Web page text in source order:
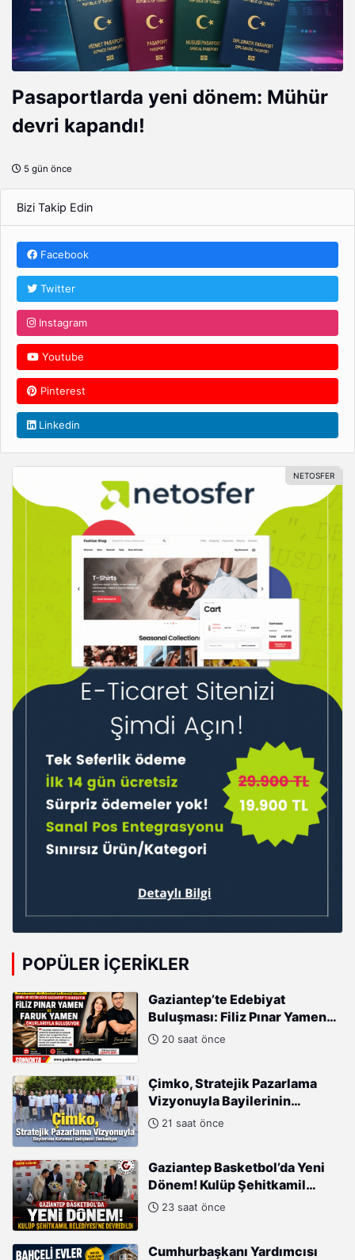
Pasaportlarda yeni dönem: Mühür
devri kapandı!
5 gün önce
Bizi Takip Edin
Facebook
Twitter
Instagram
Youtube
Pinterest
Linkedin
POPÜLER İÇERIKLER
Gaziantep’te Edebiyat
Buluşması: Filiz Pınar Yamen
ve Faruk Yamen Okurlarıyla
20 saat önce
Çimko, Stratejik Pazarlama
Vizyonuyla Bayilerinin
Kurumsal Gelişimini
21 saat önce
Gaziantep Basketbol’da Yeni
Dönem! Kulüp Şehitkamil
Belediyesi’ne Devredildi
23 saat önce
Cumhurbaşkanı Yardımcısı